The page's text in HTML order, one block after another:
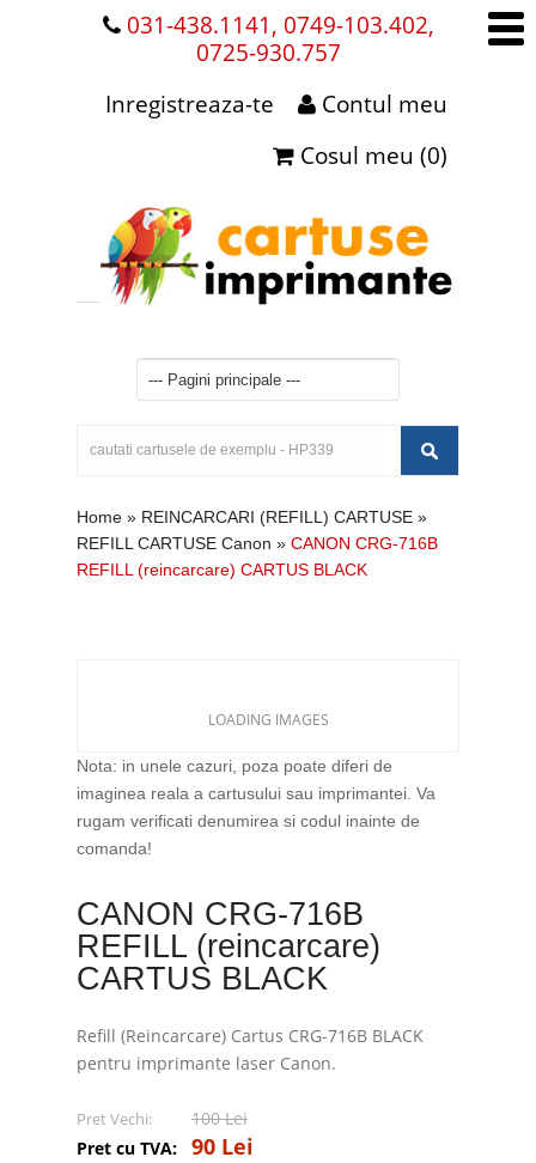
031-438.1141, 0749-103.402,
0725-930.757
Contul meu
Inregistreaza-te
Cosul meu (0)
Home » REINCARCARI (REFILL) CARTUSE »
REFILL CARTUSE Canon » CANON CRG-716B
REFILL (reincarcare) CARTUS BLACK
LOADING IMAGES
Nota: in unele cazuri, poza poate diferi de
imaginea reala a cartusului sau imprimantei. Va
rugam verificati denumirea si codul inainte de
comanda!
CANON CRG-716B
REFILL (reincarcare)
CARTUS BLACK
Refill (Reincarcare) Cartus CRG-716B BLACK
pentru imprimante laser Canon.
Pret Vechi:
100 Lei
Pret cu TVA:
90 Lei